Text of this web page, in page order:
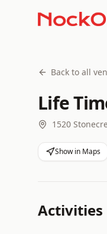
Back to all
Life
1520
Show in Maps
Activities